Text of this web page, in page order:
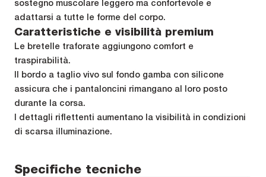
sostegno muscolare leggero ma confortevole e
adattarsi a tutte le forme del corpo.
Caratteristiche e visibilità premium
Le bretelle traforate aggiungono comfort e
traspirabilità.
Il bordo a taglio vivo sul fondo gamba con silicone
assicura che i pantaloncini rimangano al loro posto
durante la corsa.
I dettagli riflettenti aumentano la visibilità in condizioni
di scarsa illuminazione.
Specifiche tecniche